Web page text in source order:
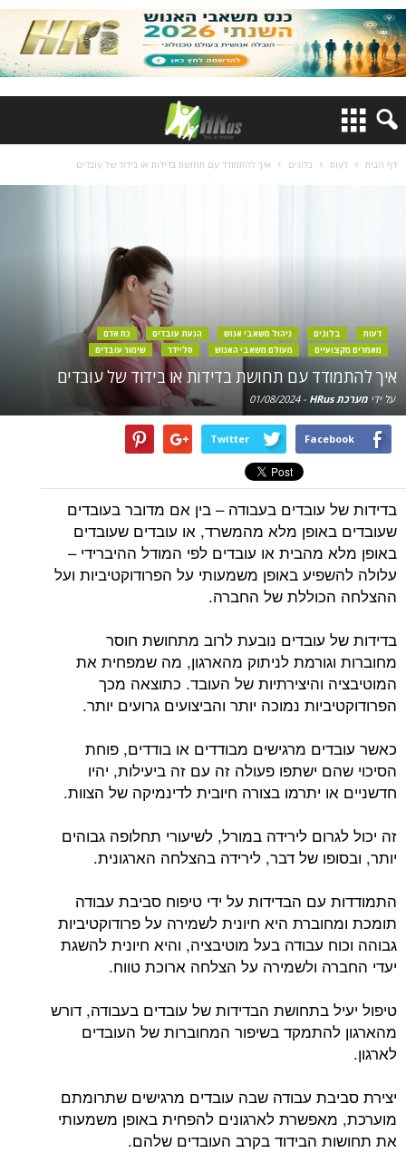
דף הבית דעות בלוגים איך להתמודד עם תחושת בדידות או בידוד של עובדים
דעות בלוגים ניהול משאבי אנוש הנעת עובדים
כח אדם
מאמרים מקצועיים
מעולם משאבי האנוש סליידר שימור עובדים
איך להתמודד עם תחושת בדידות או בידוד של עובדים
על ידי מערכת HRus -
01/08/2024
Facebook
Twitter
בדידות של עובדים בעבודה – בין אם מדובר בעובדים
שעובדים באופן מלא מהמשרד, או עובדים שעובדים
באופן מלא מהבית או עובדים לפי המודל ההיברידי –
עלולה להשפיע באופן משמעותי על הפרודוקטיביות ועל
ההצלחה הכוללת של החברה.
בדידות של עובדים נובעת לרוב מתחושת חוסר
מחוברות וגורמת לניתוק מהארגון, מה שמפחית את
המוטיבציה והיצירתיות של העובד. כתוצאה מכך
הפרודוקטיביות נמוכה יותר והביצועים גרועים יותר.
כאשר עובדים מרגישים מבודדים או בודדים, פוחת
הסיכוי שהם ישתפו פעולה זה עם זה ביעילות, יהיו
חדשניים או יתרמו בצורה חיובית לדינמיקה של הצוות.
זה יכול לגרום לירידה במורל, לשיעורי תחלופה גבוהים
יותר, ובסופו של דבר, לירידה בהצלחה הארגונית.
התמודדות עם הבדידות על ידי טיפוח סביבת עבודה
תומכת ומחוברת היא חיונית לשמירה על פרודוקטיביות
גבוהה וכוח עבודה בעל מוטיבציה, והיא חיונית להשגת
יעדי החברה ולשמירה על הצלחה ארוכת טווח.
טיפול יעיל בתחושת הבדידות של עובדים בעבודה, דורש
מהארגון להתמקד בשיפור המחוברות של העובדים
לארגון.
יצירת סביבת עבודה שבה עובדים מרגישים שתרומתם
מוערכת, מאפשרת לארגונים להפחית באופן משמעותי
את תחושות הבידוד בקרב העובדים שלהם.